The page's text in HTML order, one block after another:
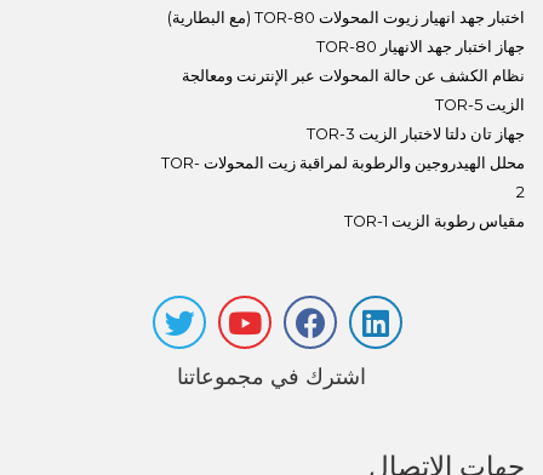
اختبار جهد انهيار زيوت المحولات TOR-80 (مع البطارية)
جهاز اختبار جهد الانهيار TOR-80
نظام الكشف عن حالة المحولات عبر الإنترنت ومعالجة
الزيت TOR-5
جهاز تان دلتا لاختبار الزيت TOR-3
محلل الهيدروجين والرطوبة لمراقبة زيت المحولات TOR-
2
مقياس رطوبة الزيت TOR-1
اشترك في مجموعاتنا
جهات الاتصال